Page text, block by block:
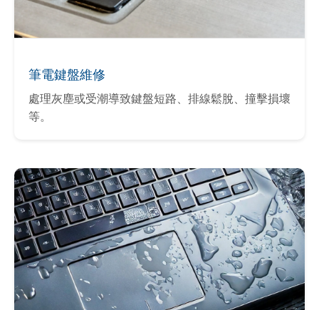
筆電鍵盤維修
處理灰塵或受潮導致鍵盤短路、排線鬆脫、撞擊損壞
等。